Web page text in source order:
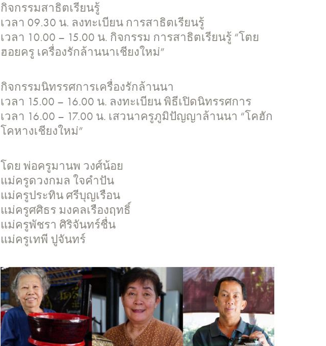
กิจกรรมสาธิตเรียนรู้
เวลา 09.30 น. ลงทะเบียน การสาธิตเรียนรู้
เวลา 10.00 – 15.00 น. กิจกรรม การสาธิตเรียนรู้ “โตย
ฮอยครู เครื่องรักล้านนาเชียงใหม่”
กิจกรรมนิทรรศการเครื่องรักล้านนา
เวลา 15.00 – 16.00 น. ลงทะเบียน พิธีเปิดนิทรรศการ
เวลา 16.00 – 17.00 น. เสวนาครูภูมิปัญญาล้านนา “โคฮัก
โคหางเชียงใหม่”
โดย พ่อครูมานพ วงศ์น้อย
แม่ครูดวงกมล ใจคำปัน
แม่ครูประทิน ศรีบุญเรือน
แม่ครูศศิธร มงคลเรืองฤทธิ์
แม่ครูพัชรา ศิริจันทร์ชื่น
แม่ครูเทพี ปูจันทร์